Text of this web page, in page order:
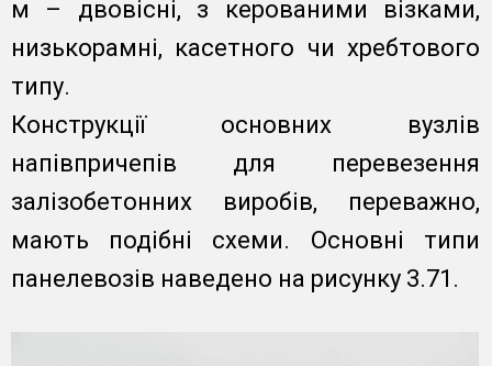
м – двовісні, з керованими візками,
низькорамні, касетного чи хребтового
типу.
Конструкції основних вузлів
напівпричепів для перевезення
залізобетонних виробів, переважно,
мають подібні схеми. Основні типи
панелевозів наведено на рисунку 3.71.